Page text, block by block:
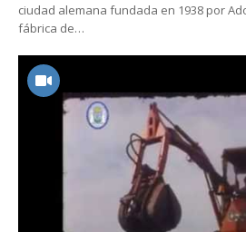
ciudad alemana fundada en 1938 por
fábrica de…